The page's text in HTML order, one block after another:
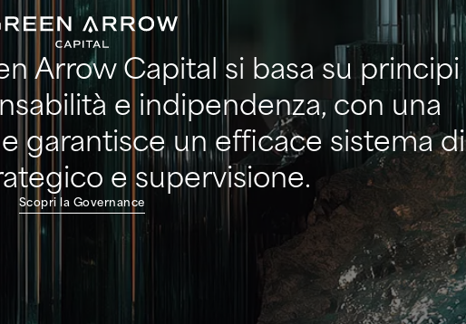
Arrow Capital si basa su principi
e indipendenza, con una
garantisce un efficace sistema di
e supervisione.
Scopri la Governance